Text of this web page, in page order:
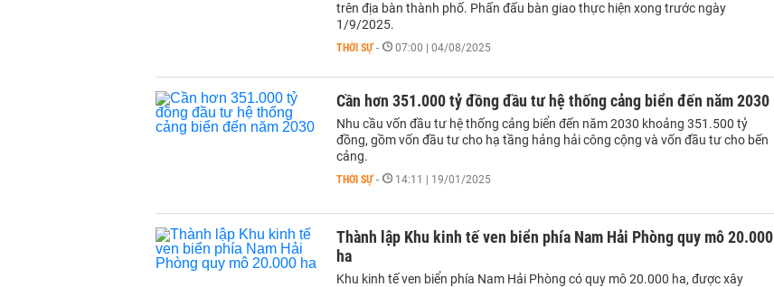
trên địa bàn thành phố. Phấn đấu bàn giao thực hiện xong trước ngày
1/9/2025.
THỜI SỰ - 07:00 | 04/08/2025
Cần hơn 351.000 tỷ đồng đầu tư hệ thống cảng biển đến năm 2030
Nhu cầu vốn đầu tư hệ thống cảng biển đến năm 2030 khoảng 351.500 tỷ
đồng, gồm vốn đầu tư cho hạ tầng hảng hải công cộng và vốn đầu tư cho bến
cảng.
THỜI SỰ - 14:11 | 19/01/2025
Thành lập Khu kinh tế ven biển phía Nam Hải Phòng quy mô 20.000
ha
Khu kinh tế ven biển phía Nam Hải Phòng có quy mô 20.000 ha, được xây